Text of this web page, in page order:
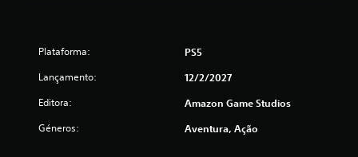
Plataforma: PS5
Lançamento: 12/2/2027
Editora: Amazon Game Studios
Géneros: Aventura, Ação